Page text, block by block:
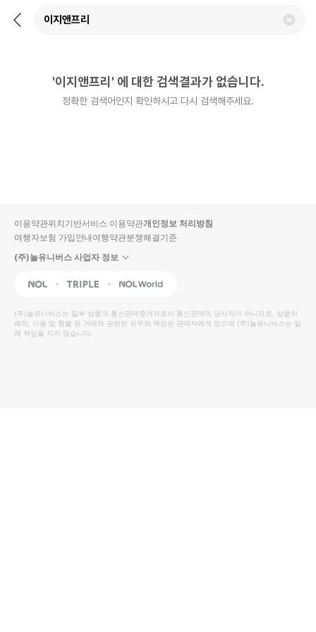
뒤
검
'이지앤프리 ' 에 대한 검색결과가 없습니다.
정확한 검색어인지 확인하시고 다시 검색해주세요.
이용약관위치기반서비스 이용약관개인정보 처리방침
여행자보험 가입안내여행약관분쟁해결기준
(주)놀유니버스 사업자 정보
NOL Triple Interpark Global
(주)놀유니버스는 일부 상품의 통신판매중개자로서 통신판매의 당사자가 아니므로, 상품의
예약, 이용 및 환불 등 거래와 관련된 의무와 책임은 판매자에게 있으며 (주)놀유니버스는 일
체 책임을 지지 않습니다.